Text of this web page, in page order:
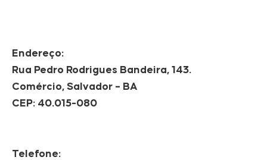
Endereço:
Rua Pedro Rodrigues Bandeira, 143.
Comércio, Salvador – BA
CEP: 40.015-080
Telefone: